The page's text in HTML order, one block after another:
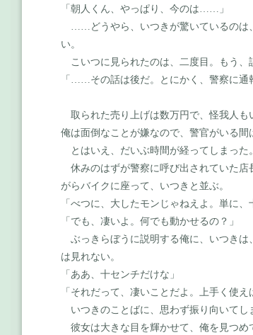
「朝人くん、やっぱり、今のは
」
どうやら、いつきが驚いているの
い。
こいつに見られたのは、二度目。もう、
「
その話は後だ。とにかく、警察に通
取られた売り上げは数万円で、怪我人も
俺は面倒なことが嫌なので、警官がいる間
とはいえ、だいぶ時間が経ってしまった
休みのはずが警察に呼び出されていた店
がらバイクに座って、いつきと並ぶ。
「べつに、大したモンじゃねえよ。単に
「でも、凄いよ。何でも動かせるの？」
ぶっきらぼうに説明する俺に、いつきは
は見れない。
「ああ、十センチだけな」
「それだって、凄いことだよ。上手く使
いつきのことばに、思わず振り向いてし
彼女は大きな目を輝かせて、俺を見つめ